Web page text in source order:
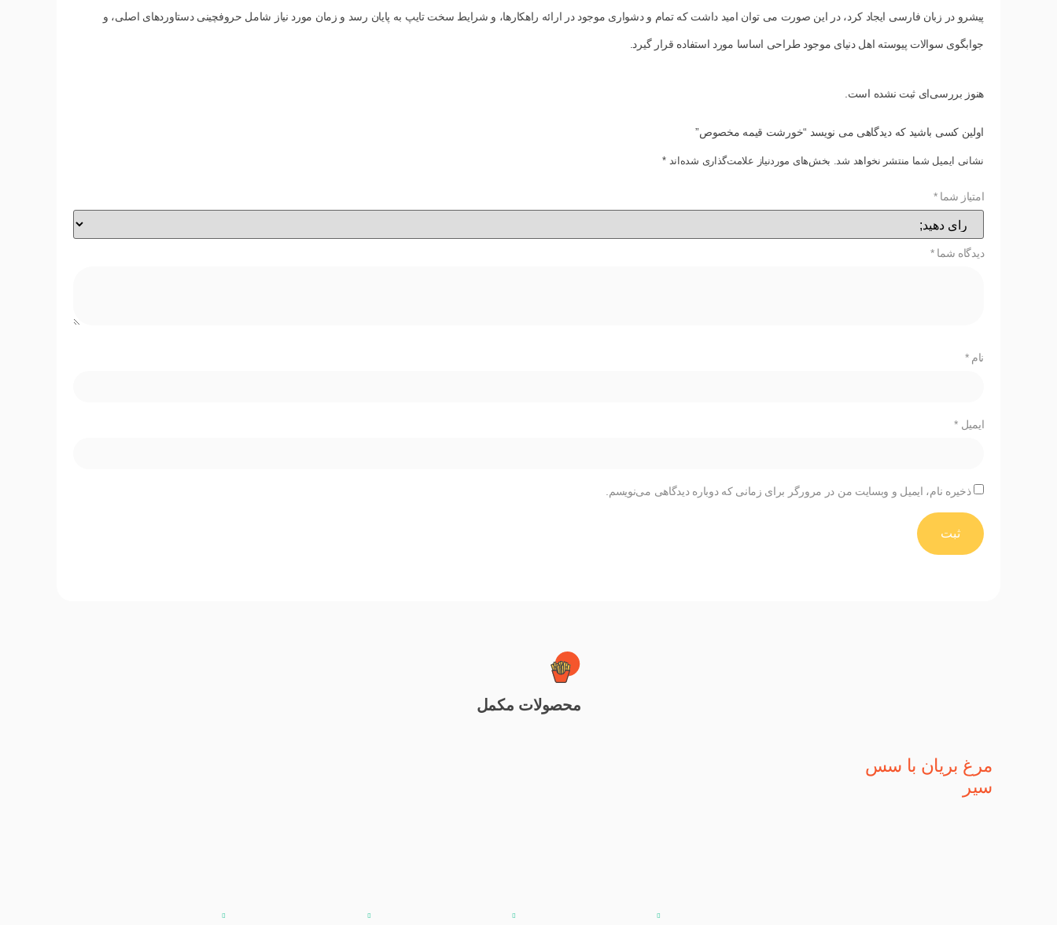
پیشرو در زبان فارسی ایجاد کرد، در این صورت می توان امید داشت که تمام و دشواری موجود در ارائه راهکارها، و شرایط سخت تایپ به پایان رسد و زمان مورد نیاز شامل حروفچینی دستاوردهای اصلی، و
جوابگوی سوالات پیوسته اهل دنیای موجود طراحی اساسا مورد استفاده قرار گیرد.
هنوز بررسی‌ای ثبت نشده است.
اولین کسی باشید که دیدگاهی می نویسد “خورشت قیمه مخصوص”
نشانی ایمیل شما منتشر نخواهد شد. بخش‌های موردنیاز علامت‌گذاری شده‌اند*
امتیاز شما*
دیدگاه شما*
نام*
ایمیل *
ذخیره نام، ایمیل و وبسایت من در مرورگر برای زمانی که دوباره دیدگاهی می‌نویسم.
محصولات مکمل
مرغ بریان با سس
سیر